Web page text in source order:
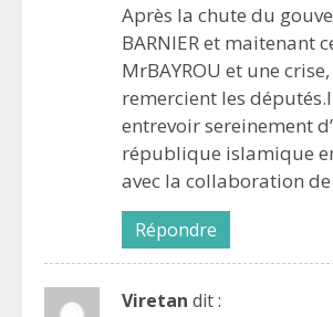
Après la chute du
BARNIER et maitenant
MrBAYROU et une
remercient les
entrevoir sereinement
république islamique
avec la collaboration de
Répondre
Viretan dit :